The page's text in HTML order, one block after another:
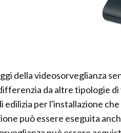
della videosorveglianza
da altre tipologie
edilizia per l'installazione
può essere eseguita